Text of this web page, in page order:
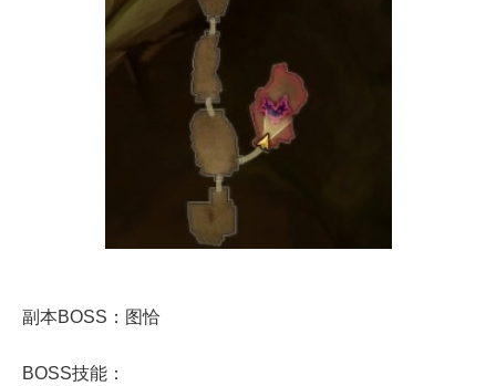
副本BOSS：图恰
BOSS技能：